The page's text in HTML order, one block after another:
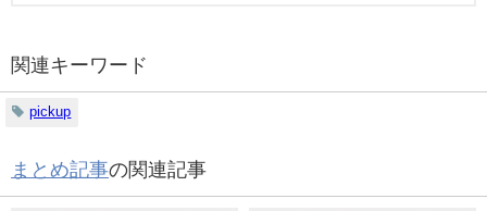
関連キーワード
pickup
まとめ記事の関連記事